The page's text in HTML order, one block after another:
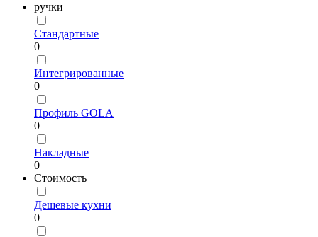
ручки
Стандартные
0
Интегрированные
0
Профиль GOLA
0
Накладные
0
Стоимость
Дешевые кухни
0